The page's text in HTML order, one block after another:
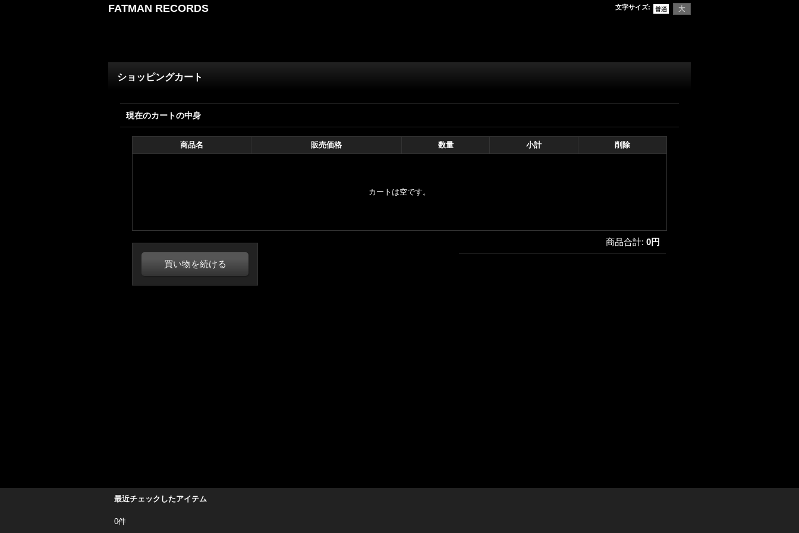
FATMAN RECORDS 文字サイズ:
ショッピングカート
現在のカートの中身
商品名 販売価格 数量 小計 削除
カートは空です。
買い物を続ける
商品合計: 0円
最近チェックしたアイテム
0件